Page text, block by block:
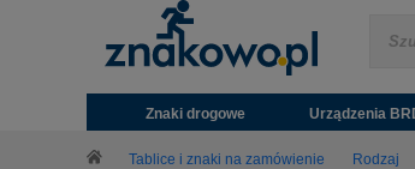
Znaki drogowe Urządzenia
Tablice i znaki na zamówienie Rodzaj